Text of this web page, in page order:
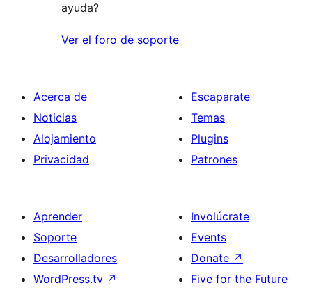
ayuda?
Ver el foro de soporte
Acerca de
Noticias
Alojamiento
Privacidad
Escaparate
Temas
Plugins
Patrones
Aprender
Soporte
Desarrolladores
WordPress.tv ↗
Involúcrate
Events
Donate ↗
Five for the Future